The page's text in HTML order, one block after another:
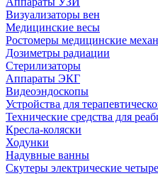
Визуализаторы вен
Медицинские весы
Ростомеры медицинские
Дозиметры радиации
Стерилизаторы
Аппараты ЭКГ
Видеоэндоскопы
Устройства для
Технические средства для
Кресла-коляски
Ходунки
Надувные ванны
Скутеры электрические